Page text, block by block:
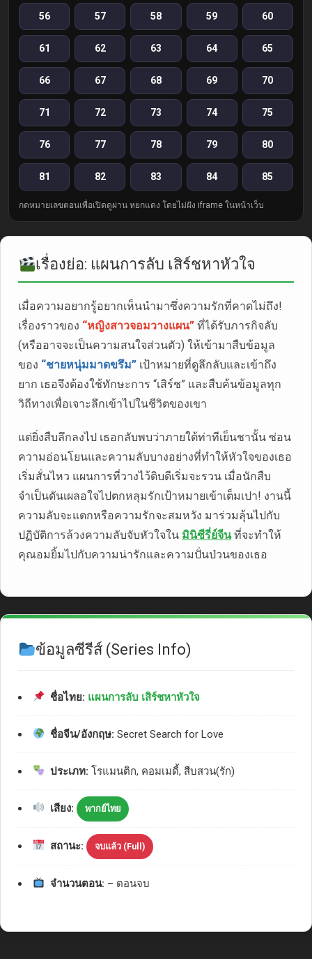
56 57 58 59 60
61 62 63 64 65
66 67 68 69 70
71 72 73 74 75
76 77 78 79 80
81 82 83 84 85
กดหมายเลขตอนเพื่อเปิดดูผ่าน หยกแดง โดยไม่ฝัง iframe ในหน้าเว็บ
เรื่องย่อ: แผนการลับ เสิร์ชหาหัวใจ
เมื่อความอยากรู้อยากเห็นนำมาซึ่งความรักที่คาดไม่ถึง!
เรื่องราวของ “หญิงสาวจอมวางแผน” ที่ได้รับภารกิจลับ
(หรืออาจจะเป็นความสนใจส่วนตัว) ให้เข้ามาสืบข้อมูล
ของ “ชายหนุ่มมาดขรึม” เป้าหมายที่ดูลึกลับและเข้าถึง
ยาก เธอจึงต้องใช้ทักษะการ “เสิร์ช” และสืบค้นข้อมูลทุก
วิถีทางเพื่อเจาะลึกเข้าไปในชีวิตของเขา
แต่ยิ่งสืบลึกลงไป เธอกลับพบว่าภายใต้ท่าทีเย็นชานั้น ซ่อน
ความอ่อนโยนและความลับบางอย่างที่ทำให้หัวใจของเธอ
เริ่มสั่นไหว แผนการที่วางไว้ดิบดีเริ่มจะรวน เมื่อนักสืบ
จำเป็นดันเผลอใจไปตกหลุมรักเป้าหมายเข้าเต็มเปา! งานนี้
ความลับจะแตกหรือความรักจะสมหวัง มาร่วมลุ้นไปกับ
ปฏิบัติการล้วงความลับจับหัวใจใน มินิซีรี่ย์จีนที่จะทำให้
คุณอมยิ้มไปกับความน่ารักและความปั่นป่วนของเธอ
ข้อมูลซีรีส์ (Series Info)
ชื่อไทย: แผนการลับ เสิร์ชหาหัวใจ
ชื่อจีน/อังกฤษ: Secret Search for Love
ประเภท: โรแมนติก, คอมเมดี้, สืบสวน(รัก)
เสียง: พากย์ไทย
สถานะ: จบแล้ว (Full)
จำนวนตอน: – ตอนจบ